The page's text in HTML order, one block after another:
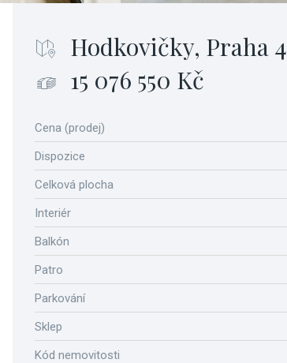
Hodkovičky, Praha 4
15 076 550 Kč
Cena (prodej)
Dispozice
Celková plocha
Interiér
Balkón
Patro
Parkování
Sklep
Kód nemovitosti